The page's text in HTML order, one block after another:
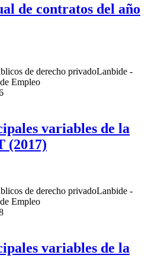
de contratos del año
de derecho privadoLanbide -
Empleo
variables de la
(2017)
de derecho privadoLanbide -
Empleo
variables de la